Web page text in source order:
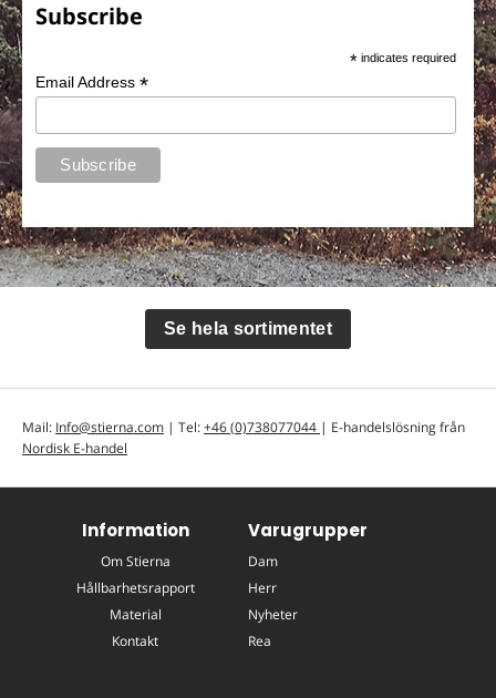
Subscribe
* indicates required
Email Address*
Se hela sortimentet
Mail: Info@stierna.com | Tel:+46 (0)738077044 | E-handelslösning från
Nordisk E-handel
Information
Om Stierna
Hållbarhetsrapport
Material
Kontakt
Varugrupper
Dam
Herr
Nyheter
Rea